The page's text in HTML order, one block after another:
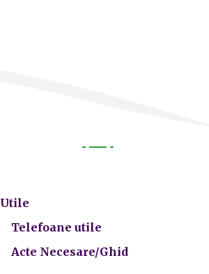
Utile
Telefoane utile
Acte Necesare/Ghid